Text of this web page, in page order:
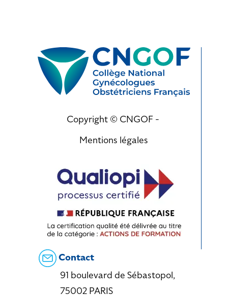
Copyright © CNGOF -
Mentions légales
Contact
91 boulevard de Sébastopol,
75002 PARIS